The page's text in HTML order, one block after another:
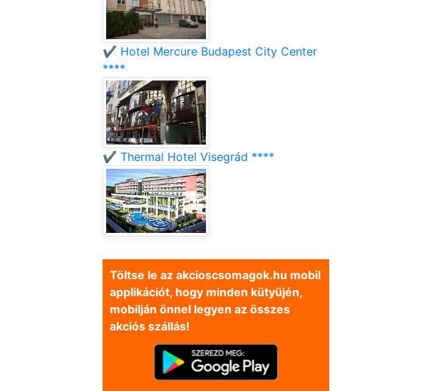
✔️ Hotel Mercure Budapest City Center
****
✔️ Thermal Hotel Visegrád ****
Töltse le az akcioscsomagok.hu mobil
applikációt, hogy minden kütyüjén,
mobilján önnel legyen az összes
akciós szállás!